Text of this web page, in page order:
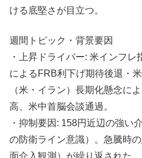
ける底堅さが目立つ。
週間トピック・背景要因
・上昇ドライバー: 米インフ
によるFRB利下げ期待後退・
（米・イラン）長期化懸念に
高、米中首脳会談通過。
・抑制要因: 158円近辺の強い
の防衛ライン意識）。急騰時
面介入観測）が繰り返された。